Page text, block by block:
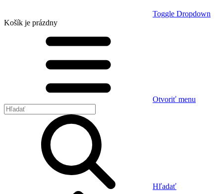
Toggle Dropdown
Košík je prázdny
Otvoriť menu
Hľadať